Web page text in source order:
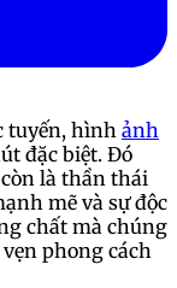
tuyến, hình ảnh
đặc biệt. Đó
là thần thái
mẽ và sự độc
chất mà chúng
phong cách